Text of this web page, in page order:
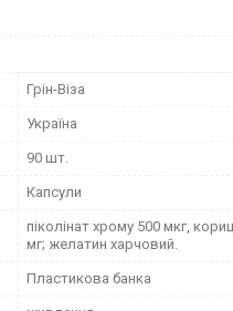
Грін-Віза
Україна
90 шт.
Капсули
піколінат хрому 500 мкг,
мг; желатин харчовий.
Пластикова банка